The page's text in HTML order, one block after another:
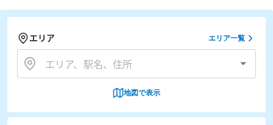
エリア エリア一覧
地図で表示